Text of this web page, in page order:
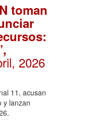
toman
2026
11, acusan
y lanzan